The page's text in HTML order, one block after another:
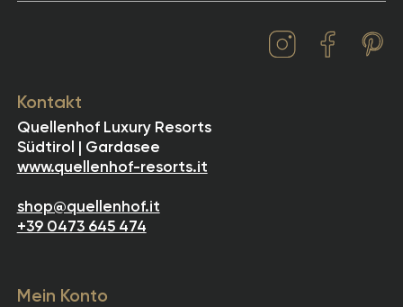
Kontakt
Quellenhof Luxury Resorts
Südtirol | Gardasee
www.quellenhof-resorts.it
shop@quellenhof.it
+39 0473 645 474
Mein Konto